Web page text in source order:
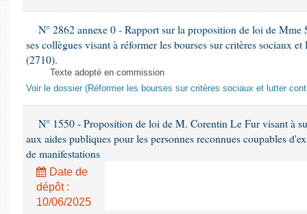
N° 2862 annexe 0 - Rapport sur la proposition de loi de Mme
ses collègues visant à réformer les bourses sur critères sociaux
(2710).
Texte adopté en commission
Voir le dossier (Réformer les bourses sur critères sociaux et lutter
N° 1550 - Proposition de loi de M. Corentin Le Fur visant à
aux aides publiques pour les personnes reconnues coupables
de manifestations
Date de
dépôt :
10/06/2025